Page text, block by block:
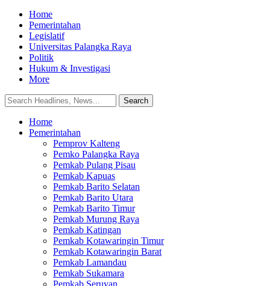
Home
Pemerintahan
Legislatif
Universitas Palangka Raya
Politik
Hukum & Investigasi
More
Home
Pemerintahan
Pemprov Kalteng
Pemko Palangka Raya
Pemkab Pulang Pisau
Pemkab Kapuas
Pemkab Barito Selatan
Pemkab Barito Utara
Pemkab Barito Timur
Pemkab Murung Raya
Pemkab Katingan
Pemkab Kotawaringin Timur
Pemkab Kotawaringin Barat
Pemkab Lamandau
Pemkab Sukamara
Pemkab Seruyan